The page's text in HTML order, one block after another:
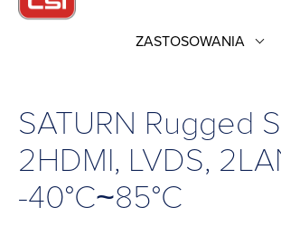
ZASTOSOWANIA
Komputery przemysłowe
SATURN Rugged
2HDMI, LVDS,
-40°C~85°C